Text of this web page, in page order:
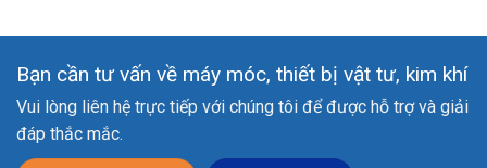
Bạn cần tư vấn về máy móc, thiết bị vật tư, kim khí
Vui lòng liên hệ trực tiếp với chúng tôi để được hỗ trợ và giải
đáp thắc mắc.